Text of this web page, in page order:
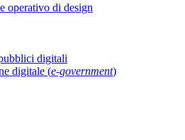
operativo di design
digitali
digitale (e-government)